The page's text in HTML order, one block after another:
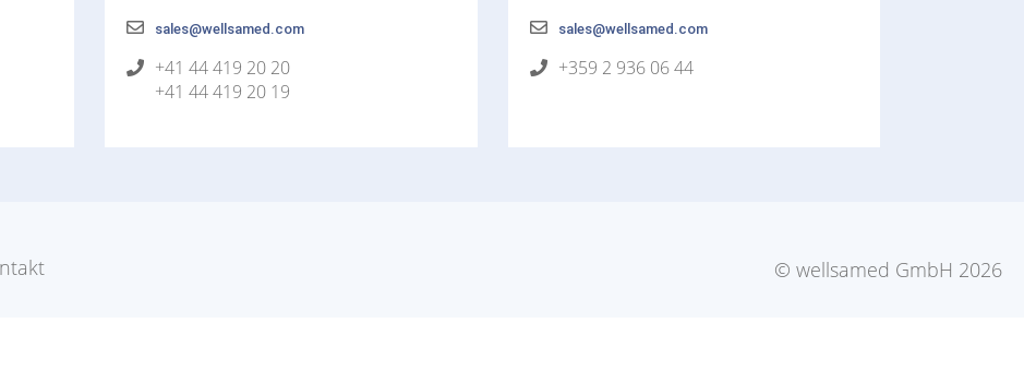
sales@wellsamed.com
+41 44 419 20 20
+41 44 419 20 19
sales@wellsamed.com
+359 2 936 06 44
© wellsamed GmbH 2026